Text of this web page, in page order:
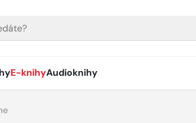
E-knihyAudioknihy